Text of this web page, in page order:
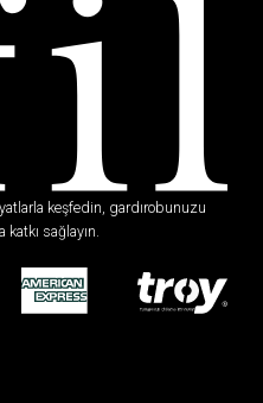
keşfedin, gardırobunuzu
sağlayın.